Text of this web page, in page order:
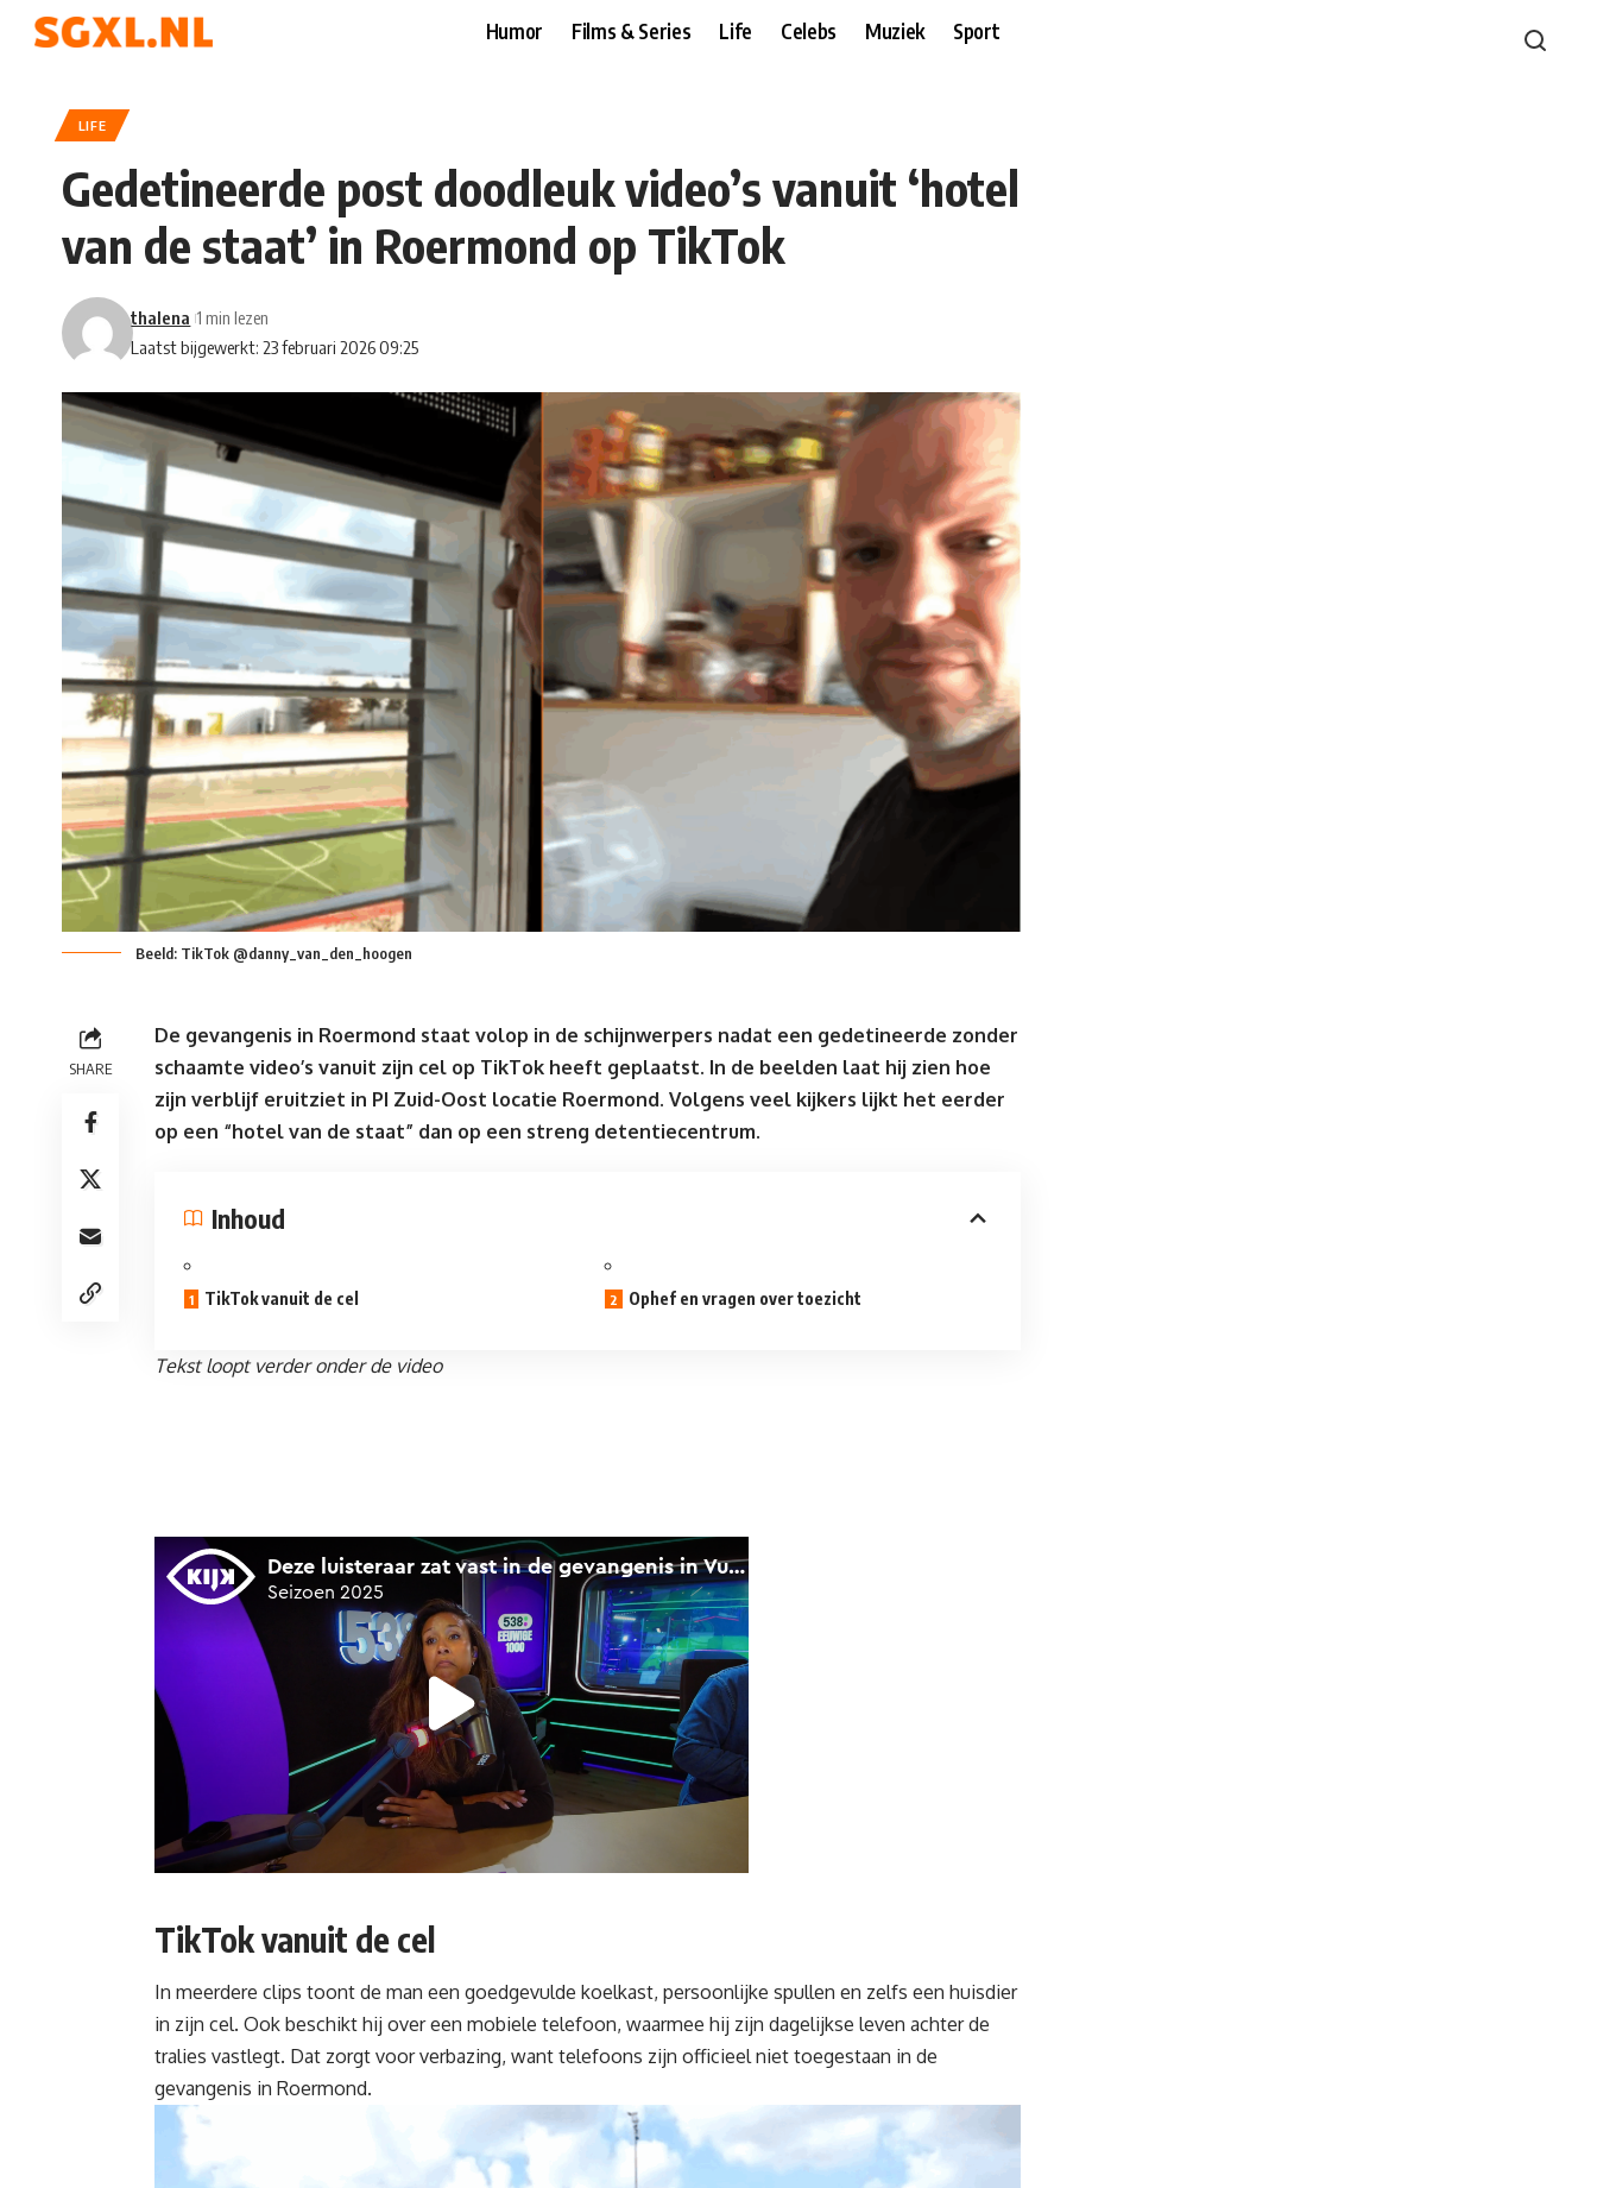
Humor Films & Series Life Celebs Muziek Sport
LIFE
Gedetineerde post doodleuk video’s vanuit ‘hotel
van de staat’ in Roermond op TikTok
Laatst bijgewerkt: 23 februari 2026 09:25
thalena 1 min lezen
Beeld: TikTok @danny_van_den_hoogen
SHARE
De gevangenis in Roermond staat volop in de schijnwerpers nadat een gedetineerde zonder
schaamte video’s vanuit zijn cel op TikTok heeft geplaatst. In de beelden laat hij zien hoe
zijn verblijf eruitziet in PI Zuid-Oost locatie Roermond. Volgens veel kijkers lijkt het eerder
op een “hotel van de staat” dan op een streng detentiecentrum.
Inhoud
TikTok vanuit de cel Ophef en vragen over toezicht
Tekst loopt verder onder de video
TikTok vanuit de cel
In meerdere clips toont de man een goedgevulde koelkast, persoonlijke spullen en zelfs een huisdier
in zijn cel. Ook beschikt hij over een mobiele telefoon, waarmee hij zijn dagelijkse leven achter de
tralies vastlegt. Dat zorgt voor verbazing, want telefoons zijn officieel niet toegestaan in de
gevangenis in Roermond.